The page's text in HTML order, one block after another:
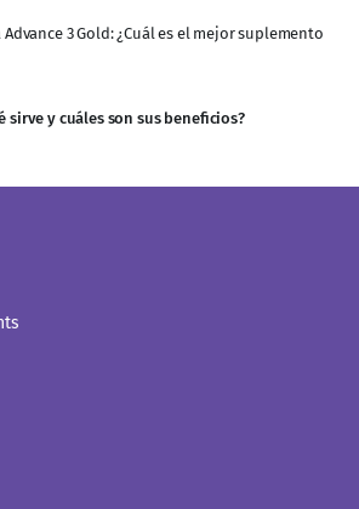
3 Gold: ¿Cuál es el mejor suplemento
sirve y cuáles son sus beneficios?